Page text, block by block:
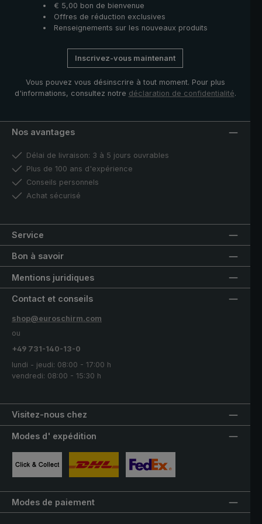
€ 5,00 bon de bienvenue
Offres de réduction exclusives
Renseignements sur les nouveaux produits
Inscrivez-vous maintenant
Vous pouvez vous désinscrire à tout moment. Pour plus
d'informations, consultez notre déclaration de confidentialité.
Nos avantages
Délai de livraison: 3 à 5 jours ouvrables
Plus de 100 ans d'expérience
Conseils personnels
Achat sécurisé
Service
Bon à savoir
Mentions juridiques
Visitez-nous chez
Contact et conseils
shop@euroschirm.com
ou
+49 731-140-13-0
lundi - jeudi: 08:00 - 17:00 h
vendredi: 08:00 - 15:30 h
Modes d' expédition
Modes de paiement